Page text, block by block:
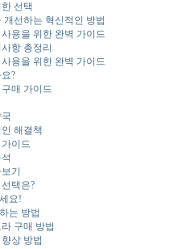
선택
선하는 혁신적인 방법
용을 위한 완벽 가이드
항 총정리
용을 위한 완벽 가이드
?
매 가이드
해결책
이드
기
택은?
요!
는 방법
구매 방법
상 방법